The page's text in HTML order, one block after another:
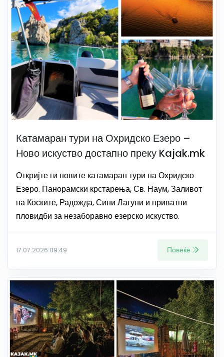
Катамаран тури на Охридско Езеро –
Ново искуство достапно преку Kajak.mk
Откријте ги новите катамаран тури на Охридско
Езеро. Панорамски крстарења, Св. Наум, Заливот
на Коските, Радожда, Сини Лагуни и приватни
пловидби за незаборавно езерско искуство.
17.07.2026 09:49 Повеќе